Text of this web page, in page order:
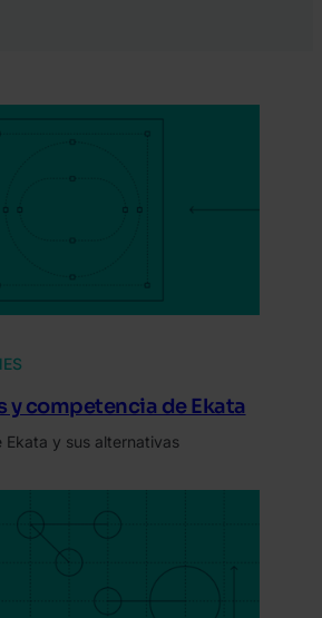
y competencia de Ekata
Ekata y sus alternativas